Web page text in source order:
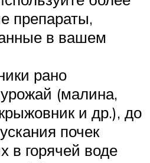
препараты,
в вашем
рано
(малина,
и др.), до
почек
в горячей воде